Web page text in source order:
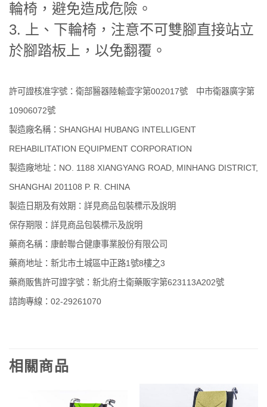
輪椅，避免造成危險。
3. 上、下輪椅，注意不可雙腳直接站立
於腳踏板上，以免翻覆。
許可證核准字號：衛部醫器陸輸壹字第002017號 中市衛器廣字第
10906072號
製造廠名稱：SHANGHAI HUBANG INTELLIGENT
REHABILITATION EQUIPMENT CORPORATION
製造廠地址：NO. 1188 XIANGYANG ROAD, MINHANG DISTRICT,
SHANGHAI 201108 P. R. CHINA
製造日期及有效期：詳見商品包裝標示及說明
保存期限：詳見商品包裝標示及說明
藥商名稱：康齡聯合健康事業股份有限公司
藥商地址：新北市土城區中正路1號8樓之3
藥商販售許可證字號：新北府土衛藥販字第623113A202號
諮詢專線：02-29261070
相關商品